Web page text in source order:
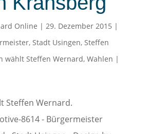
Online | 29. Dezember 2015 |
, Stadt Usingen, Steffen
wählt Steffen Wernard, Wahlen |